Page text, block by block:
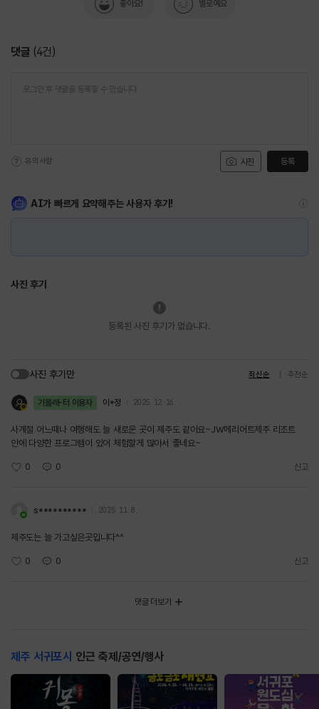
좋아요! 별로예요
댓글 (4건)
사진
유의사항 등록
AI가 빠르게 요약해주는 사용자 후기!
사진 후기
등록된 사진 후기가 없습니다.
사진 후기만 최신순 추천순
가볼래-터 이용자 이*정 2025. 12. 16.
사계절 어느때나 여행해도 늘 새로운 곳이 제주도 같아요~JW메리어트제주 리조트
안에 다양한 프로그램이 있어 체험할게 많아서 좋네요~
0 0 신고
s********** 2025. 11. 8.
제주도는 늘 가고싶은곳입니다^^
0 0 신고
댓글 더보기
제주 서귀포시 인근 축제/공연/행사